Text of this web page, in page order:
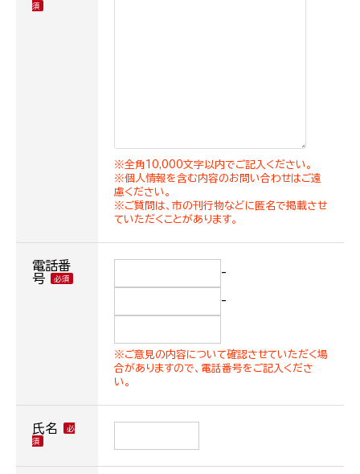
※全角10,000文字以内でご記入ください。
※個人情報を含む内容のお問い合わせはご遠
慮ください。
※ご質問は、市の刊行物などに匿名で掲載させ
ていただくことがあります。
電話番
号
-
-
※ご意見の内容について確認させていただく場
合がありますので、電話番号をご記入くださ
い。
氏名